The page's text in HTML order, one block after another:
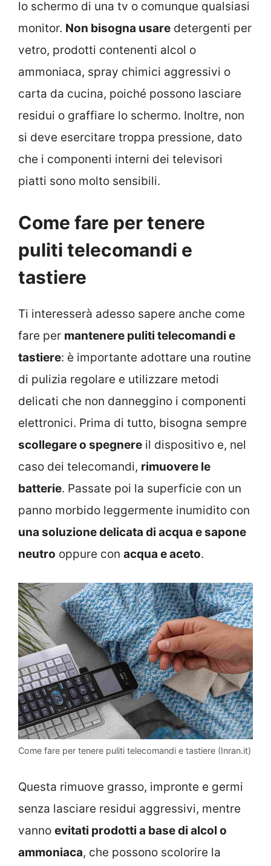
lo schermo di una tv o comunque qualsiasi
monitor. Non bisogna usare detergenti per
vetro, prodotti contenenti alcol o
ammoniaca, spray chimici aggressivi o
carta da cucina, poiché possono lasciare
residui o graffiare lo schermo. Inoltre, non
si deve esercitare troppa pressione, dato
che i componenti interni dei televisori
piatti sono molto sensibili.
Come fare per tenere
puliti telecomandi e
tastiere
Ti interesserà adesso sapere anche come
fare per mantenere puliti telecomandi e
tastiere: è importante adottare una routine
di pulizia regolare e utilizzare metodi
delicati che non danneggino i componenti
elettronici. Prima di tutto, bisogna sempre
scollegare o spegnere il dispositivo e, nel
caso dei telecomandi, rimuovere le
batterie. Passate poi la superficie con un
panno morbido leggermente inumidito con
una soluzione delicata di acqua e sapone
neutro oppure con acqua e aceto.
Come fare per tenere puliti telecomandi e tastiere (Inran.it)
Questa rimuove grasso, impronte e germi
senza lasciare residui aggressivi, mentre
vanno evitati prodotti a base di alcol o
ammoniaca, che possono scolorire la